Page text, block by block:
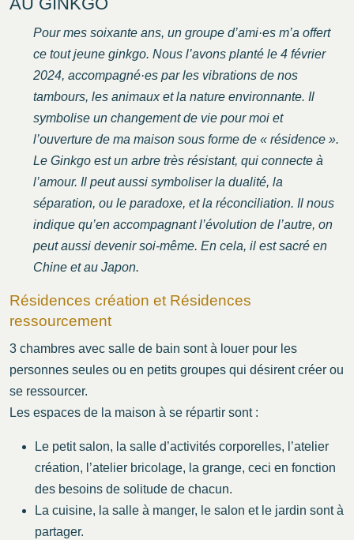
Pour mes soixante ans, un groupe d’ami·es m’a offert
ce tout jeune ginkgo. Nous l’avons planté le 4 février
2024, accompagné·es par les vibrations de nos
tambours, les animaux et la nature environnante. Il
symbolise un changement de vie pour moi et
l’ouverture de ma maison sous forme de « résidence ».
Le Ginkgo est un arbre très résistant, qui connecte à
l’amour. Il peut aussi symboliser la dualité, la
séparation, ou le paradoxe, et la réconciliation. Il nous
indique qu’en accompagnant l’évolution de l’autre, on
peut aussi devenir soi-même. En cela, il est sacré en
Chine et au Japon.
Résidences création et Résidences
ressourcement
3 chambres avec salle de bain sont à louer pour les
personnes seules ou en petits groupes qui désirent créer ou
se ressourcer.
Les espaces de la maison à se répartir sont :
Le petit salon, la salle d’activités corporelles, l’atelier
création, l’atelier bricolage, la grange, ceci en fonction
des besoins de solitude de chacun.
La cuisine, la salle à manger, le salon et le jardin sont à
partager.